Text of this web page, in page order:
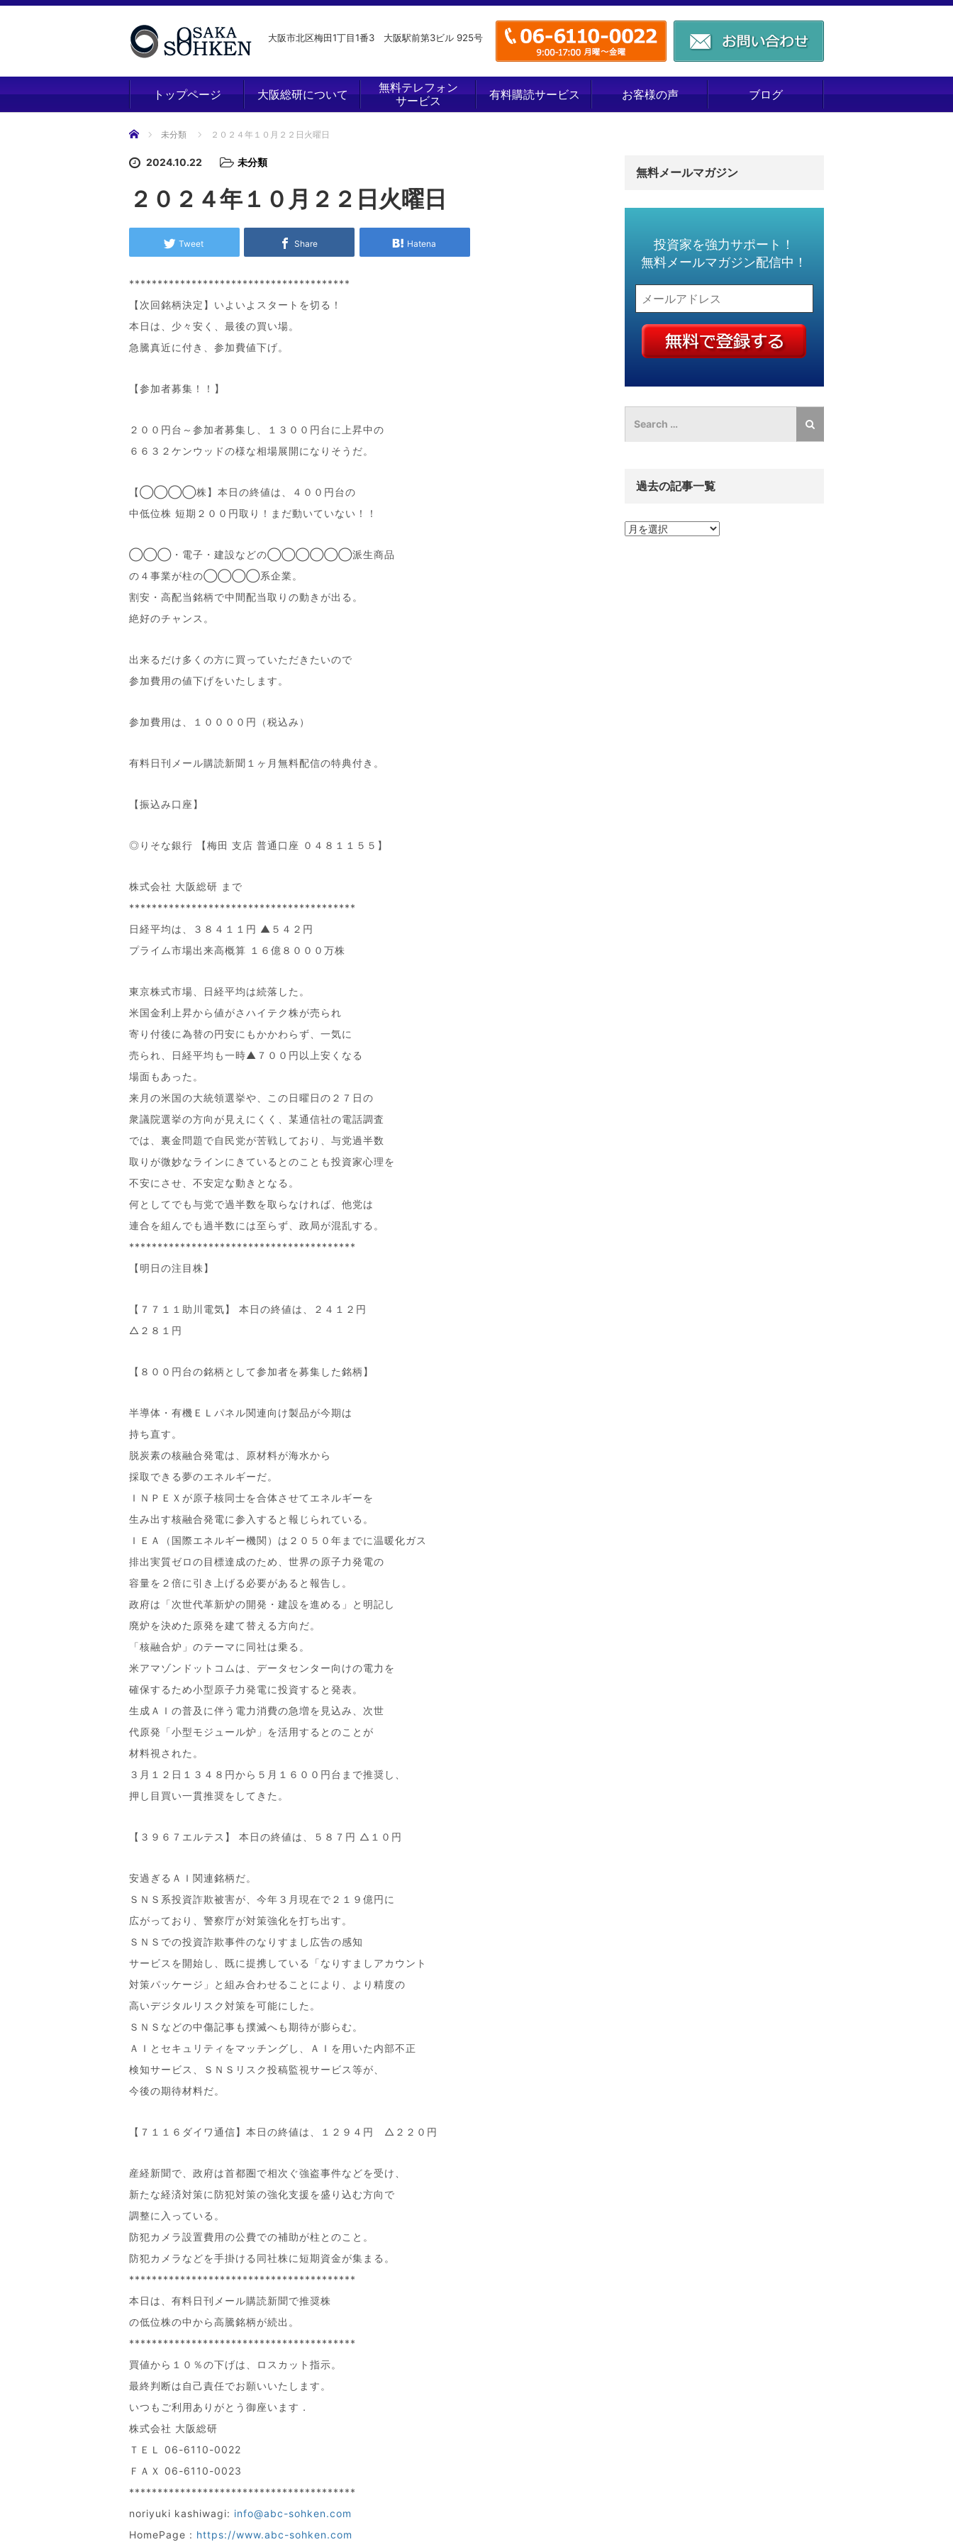
大阪市北区梅田1丁目1番3 大阪駅前第3ビル 925号
トップページ 大阪総研について
無料テレフォン
サービス
有料購読サービス お客様の声 ブログ
ホーム 未分類 ２０２４年１０月２２日火曜日
2024.10.22 未分類
２０２４年１０月２２日火曜日
Tweet Share Hatena
***************************************
【次回銘柄決定】いよいよスタートを切る！
本日は、少々安く、最後の買い場。
急騰真近に付き、参加費値下げ。
【参加者募集！！】
２００円台～参加者募集し、１３００円台に上昇中の
６６３２ケンウッドの様な相場展開になりそうだ。
【◯◯◯◯株】本日の終値は、４００円台の
中低位株 短期２００円取り！まだ動いていない！！
◯◯◯・電子・建設などの◯◯◯◯◯◯派生商品
の４事業が柱の◯◯◯◯系企業。
割安・高配当銘柄で中間配当取りの動きが出る。
絶好のチャンス。
出来るだけ多くの方に買っていただきたいので
参加費用の値下げをいたします。
参加費用は、１００００円（税込み）
有料日刊メール購読新聞１ヶ月無料配信の特典付き。
【振込み口座】
◎りそな銀行 【梅田 支店 普通口座 ０４８１１５５】
株式会社 大阪総研 まで
****************************************
日経平均は、３８４１１円 ▲５４２円
プライム市場出来高概算 １６億８０００万株
東京株式市場、日経平均は続落した。
米国金利上昇から値がさハイテク株が売られ
寄り付後に為替の円安にもかかわらず、一気に
売られ、日経平均も一時▲７００円以上安くなる
場面もあった。
来月の米国の大統領選挙や、この日曜日の２７日の
衆議院選挙の方向が見えにくく、某通信社の電話調査
では、裏金問題で自民党が苦戦しており、与党過半数
取りが微妙なラインにきているとのことも投資家心理を
不安にさせ、不安定な動きとなる。
何としてでも与党で過半数を取らなければ、他党は
連合を組んでも過半数には至らず、政局が混乱する。
****************************************
【明日の注目株】
【７７１１助川電気】 本日の終値は、２４１２円
△２８１円
【８００円台の銘柄として参加者を募集した銘柄】
半導体・有機ＥＬパネル関連向け製品が今期は
持ち直す。
脱炭素の核融合発電は、原材料が海水から
採取できる夢のエネルギーだ。
ＩＮＰＥＸが原子核同士を合体させてエネルギーを
生み出す核融合発電に参入すると報じられている。
ＩＥＡ（国際エネルギー機関）は２０５０年までに温暖化ガス
排出実質ゼロの目標達成のため、世界の原子力発電の
容量を２倍に引き上げる必要があると報告し。
政府は「次世代革新炉の開発・建設を進める」と明記し
廃炉を決めた原発を建て替える方向だ。
「核融合炉」のテーマに同社は乗る。
米アマゾンドットコムは、データセンター向けの電力を
確保するため小型原子力発電に投資すると発表。
生成ＡＩの普及に伴う電力消費の急増を見込み、次世
代原発「小型モジュール炉」を活用するとのことが
材料視された。
３月１２日１３４８円から５月１６００円台まで推奨し、
押し目買い一貫推奨をしてきた。
【３９６７エルテス】 本日の終値は、５８７円 △１０円
安過ぎるＡＩ関連銘柄だ。
ＳＮＳ系投資詐欺被害が、今年３月現在で２１９億円に
広がっており、警察庁が対策強化を打ち出す。
ＳＮＳでの投資詐欺事件のなりすまし広告の感知
サービスを開始し、既に提携している「なりすましアカウント
対策パッケージ」と組み合わせることにより、より精度の
高いデジタルリスク対策を可能にした。
ＳＮＳなどの中傷記事も撲滅へも期待が膨らむ。
ＡＩとセキュリティをマッチングし、ＡＩを用いた内部不正
検知サービス、ＳＮＳリスク投稿監視サービス等が、
今後の期待材料だ。
【７１１６ダイワ通信】本日の終値は、１２９４円 △２２０円
産経新聞で、政府は首都圏で相次ぐ強盗事件などを受け、
新たな経済対策に防犯対策の強化支援を盛り込む方向で
調整に入っている。
防犯カメラ設置費用の公費での補助が柱とのこと。
防犯カメラなどを手掛ける同社株に短期資金が集まる。
****************************************
本日は、有料日刊メール購読新聞で推奨株
の低位株の中から高騰銘柄が続出。
****************************************
買値から１０％の下げは、ロスカット指示。
最終判断は自己責任でお願いいたします。
いつもご利用ありがとう御座います．
株式会社 大阪総研
ＴＥＬ 06-6110-0022
ＦＡＸ 06-6110-0023
****************************************
noriyuki kashiwagi: info@abc-sohken.com
HomePage : https://www.abc-sohken.com
無料メールマガジン
投資家を強力サポート！
無料メールマガジン配信中！
過去の記事一覧
過